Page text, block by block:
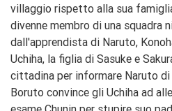
villaggio rispetto alla sua
divenne membro di una squadra
dall'apprendista di Naruto,
Uchiha, la figlia di Sasuke e
cittadina per informare Naruto
Boruto convince gli Uchiha ad